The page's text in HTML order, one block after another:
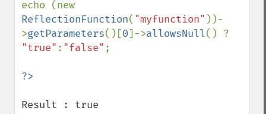
ReflectionFunction( "myfunction" ))-
>getParameters()[0]->allowsNull
"true" : "false" ;
Result : true